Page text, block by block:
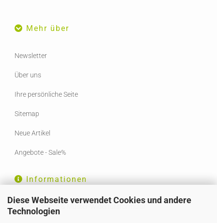
Diese Webseite verwendet Cookies und andere
Technologien
Mehr über
Newsletter
Über uns
Ihre persönliche Seite
Sitemap
Neue Artikel
Angebote - Sale%
Informationen
Widerrufsrecht & Muster-Widerrufsformular